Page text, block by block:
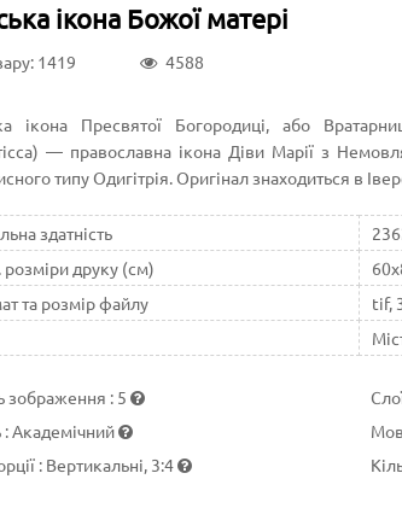
ікона Божої матері
1419 4588
ікона Пресвятої Богородиці, або
— православна ікона Діви Марії з
типу Одигітрія. Оригінал знаходиться в
здатність
друку (см)
та розмір файлу
tif,
зображення : 5
: Академічний
: Вертикальні, 3:4